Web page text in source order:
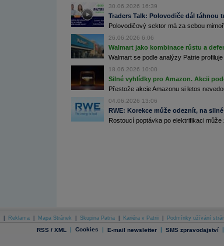
30.06.2026 16:39
Traders Talk: Polovodiče dál táhnou
Polovodičový sektor má za sebou
26.06.2026 6:06
Walmart jako kombinace růstu a
Walmart se podle analýzy Patrie
18.06.2026 10:00
Silné vyhlídky pro Amazon. Akcii
Přestože akcie Amazonu si letos
04.06.2026 13:06
RWE: Korekce může odeznít, na
Rostoucí poptávka po elektrifikaci může
Reklama Mapa Stránek Skupina Patria Kariéra v Patrii Podmínky užívání
RSS / XML | Cookies | E-mail newsletter | SMS zpravodajství |